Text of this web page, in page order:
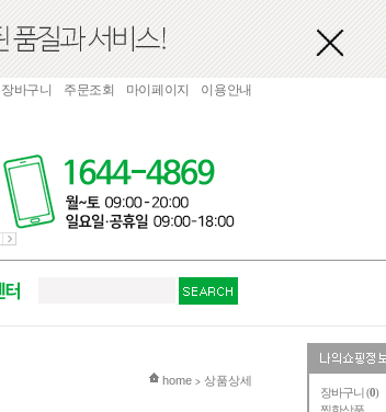
장바구니 (0)
장바구니 주문조회 마이페이지 이용안내
현재 위치
home > 상품상세